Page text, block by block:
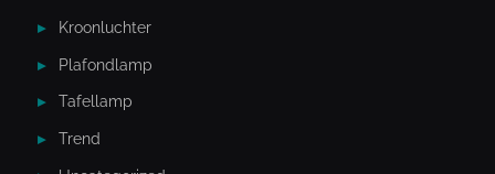
Kroonluchter
Plafondlamp
Tafellamp
Trend